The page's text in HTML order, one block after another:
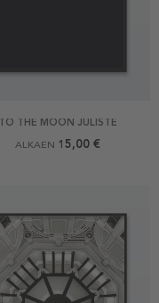
TO THE MOON JULISTE
ALKAEN 15,00 €